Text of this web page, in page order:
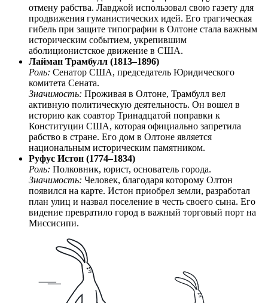
отмену рабства. Лавджой использовал свою газету для
продвижения гуманистических идей. Его трагическая
гибель при защите типографии в Олтоне стала важным
историческим событием, укрепившим
аболиционистское движение в США.
Лайман Трамбулл (1813–1896)
Роль: Сенатор США, председатель Юридического
комитета Сената.
Значимость: Проживая в Олтоне, Трамбулл вел
активную политическую деятельность. Он вошел в
историю как соавтор Тринадцатой поправки к
Конституции США, которая официально запретила
рабство в стране. Его дом в Олтоне является
национальным историческим памятником.
Руфус Истон (1774–1834)
Роль: Полковник, юрист, основатель города.
Значимость: Человек, благодаря которому Олтон
появился на карте. Истон приобрел земли, разработал
план улиц и назвал поселение в честь своего сына. Его
видение превратило город в важный торговый порт на
Миссисипи.